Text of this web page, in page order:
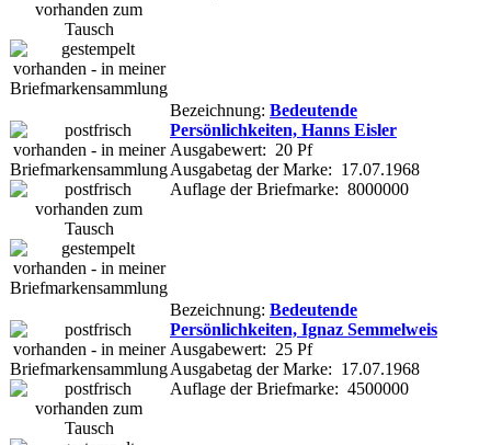
Bezeichnung: Bedeutende
Persönlichkeiten, Hanns Eisler
Ausgabewert: 20 Pf
Ausgabetag der Marke: 17.07.1968
Auflage der Briefmarke: 8000000
Bezeichnung: Bedeutende
Persönlichkeiten, Ignaz Semmelweis
Ausgabewert: 25 Pf
Ausgabetag der Marke: 17.07.1968
Auflage der Briefmarke: 4500000